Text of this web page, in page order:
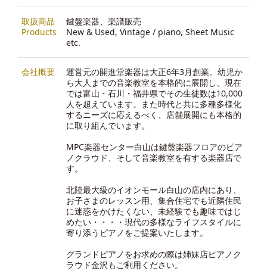
取扱商品
Products
鍵盤楽器、楽譜販売
New & Used, Vintage / piano, Sheet Music
etc.
会社概要
運営元の開進堂楽器は大正6年3月創業。幼児か
ら大人までの音楽教室を本格的に展開し、現在
では富山・石川・福井県でその生徒数は10,000
人を超えています。また時代と共に多種多様化
するニーズに応えるべく、店舗展開にも本格的
に取り組んでいます。
MPC楽器センター白山は鍵盤楽器フロアのピア
ノクラウド、そして音楽教室を有する楽器店で
す。
北陸最大級のイオンモール白山の店内にあり、
お子さまのレッスン用、集合住宅でも近隣住民
に迷惑をかけたくない、未経験でも趣味ではじ
めたい・・・・現代の多様なライフスタイルに
寄り添うピアノをご提案いたします。
グランドピアノをお求めの際は姉妹店ピアノク
ラウド金沢 もご利用ください。